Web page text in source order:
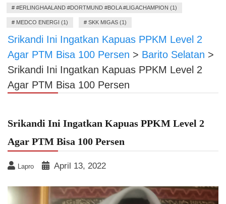
# #ERLINGHAALAND #DORTMUND #BOLA #LIGACHAMPION (1)
# MEDCO ENERGI (1) # SKK MIGAS (1)
Srikandi Ini Ingatkan Kapuas PPKM Level 2
Agar PTM Bisa 100 Persen > Barito Selatan >
Srikandi Ini Ingatkan Kapuas PPKM Level 2
Agar PTM Bisa 100 Persen
Srikandi Ini Ingatkan Kapuas PPKM Level 2
Agar PTM Bisa 100 Persen
Lapro April 13, 2022